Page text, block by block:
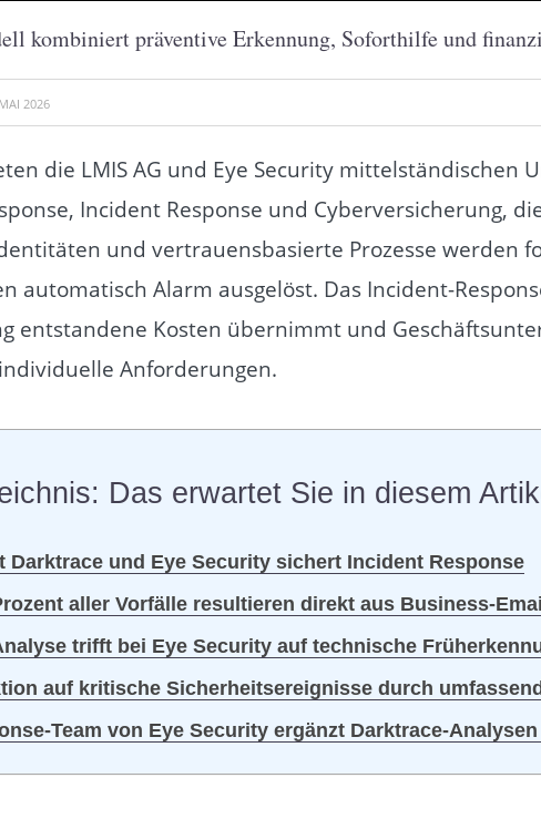
kombiniert präventive Erkennung, Soforthilfe und
2026
die LMIS AG und Eye Security
Incident Response und Cyberversicherung,
und vertrauensbasierte Prozesse werden
automatisch Alarm ausgelöst. Das Incident-
entstandene Kosten übernimmt und
Anforderungen.
Das erwartet Sie in diesem
Darktrace und Eye Security sichert Incident Response
aller Vorfälle resultieren direkt aus Business-
trifft bei Eye Security auf technische
auf kritische Sicherheitsereignisse durch
Team von Eye Security ergänzt Darktrace-